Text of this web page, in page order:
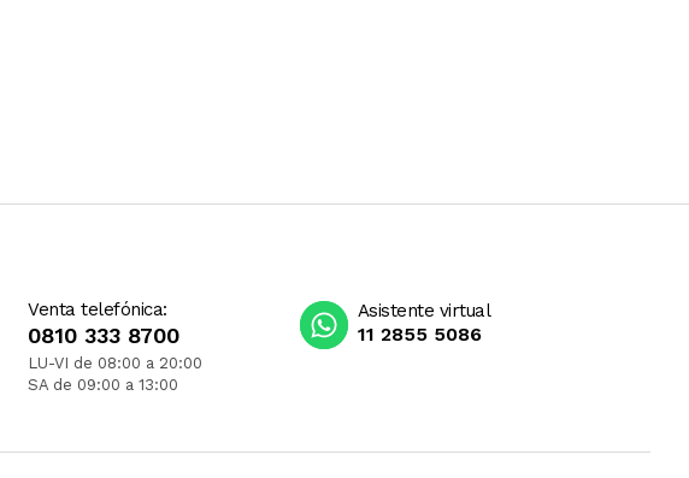
Venta telefónica:
0810 333 8700
LU-VI de 08:00 a 20:00
SA de 09:00 a 13:00
Asistente virtual
11 2855 5086